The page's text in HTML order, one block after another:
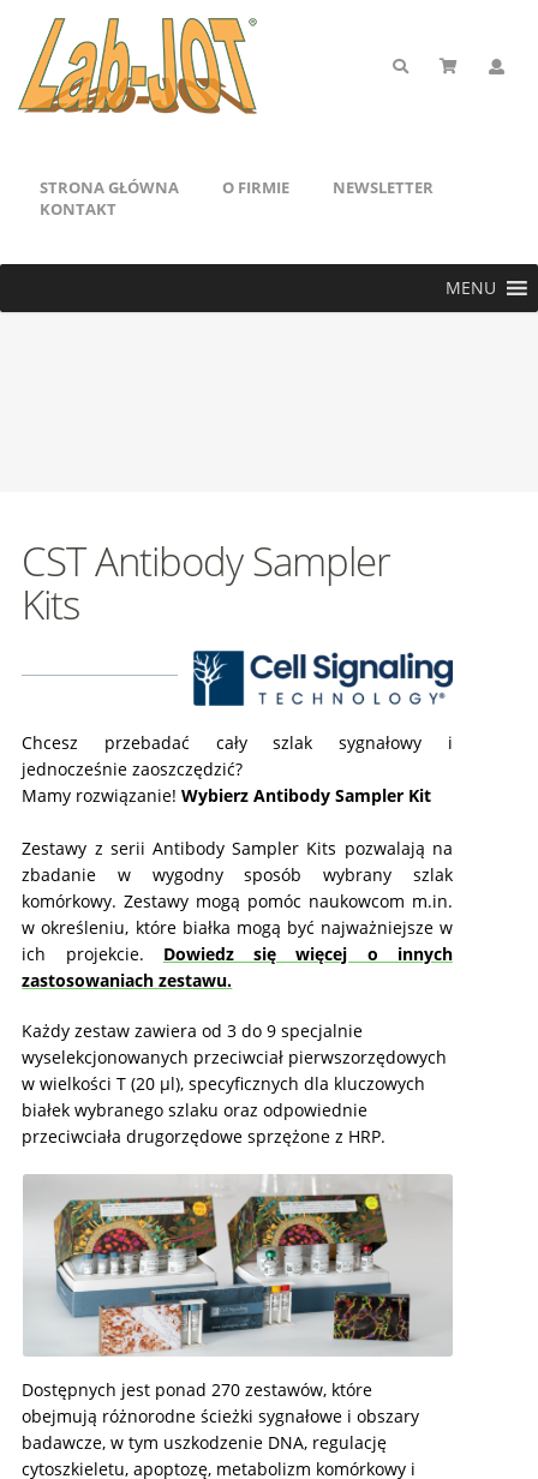
STRONA GŁÓWNA O FIRMIE
NEWSLETTER
KONTAKT
MENU
CST Antibody Sampler
Kits
Chcesz przebadać cały szlak sygnałowy i
jednocześnie zaoszczędzić?
Mamy rozwiązanie! Wybierz Antibody Sampler Kit
Zestawy z serii Antibody Sampler Kits pozwalają na
zbadanie w wygodny sposób wybrany szlak
komórkowy. Zestawy mogą pomóc naukowcom m.in.
w określeniu, które białka mogą być najważniejsze w
ich projekcie. Dowiedz się więcej o innych
zastosowaniach zestawu.
Każdy zestaw zawiera od 3 do 9 specjalnie
wyselekcjonowanych przeciwciał pierwszorzędowych
w wielkości T (20 μl), specyficznych dla kluczowych
białek wybranego szlaku oraz odpowiednie
przeciwciała drugorzędowe sprzężone z HRP.
Dostępnych jest ponad 270 zestawów, które
obejmują różnorodne ścieżki sygnałowe i obszary
badawcze, w tym uszkodzenie DNA, regulację
cytoszkieletu, apoptozę, metabolizm komórkowy i